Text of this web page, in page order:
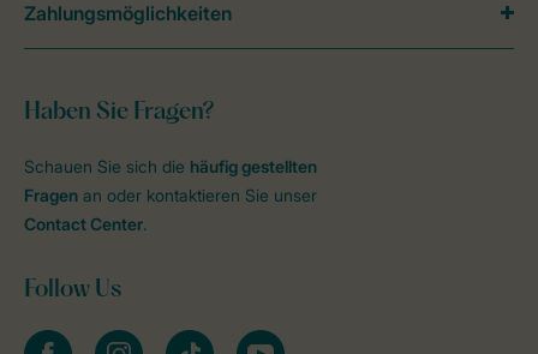
Haben Sie Fragen?
Schauen Sie sich die häufig gestellten
Fragen an oder kontaktieren Sie unser
Contact Center.
Follow Us
facebookinstagramtiktok youtube
Zahlungsmöglichkeiten